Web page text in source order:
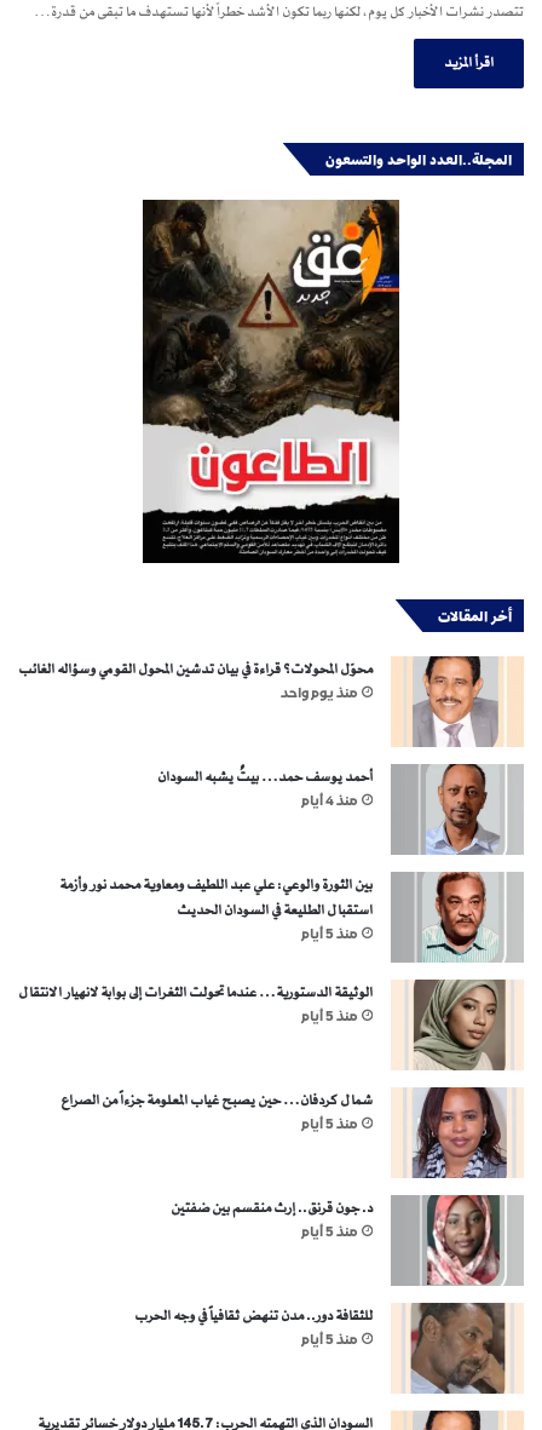
تتصدر نشرات الأخبار كل يوم، لكنها ربما تكون الأشد خطراً لأنها تستهدف ما تبقى من قدرة…
اقرأ المزيد
المجلة..العدد الواحد والتسعون
أخر المقالات
محوّل المحولات؟ قراءة في بيان تدشين المحول القومي وسؤاله الغائب
منذ يوم واحد
أحمد يوسف حمد… بيتٌ يشبه السودان
منذ 4 أيام
بين الثورة والوعي: علي عبد اللطيف ومعاوية محمد نور وأزمة
استقبال الطليعة في السودان الحديث
منذ 5 أيام
الوثيقة الدستورية… عندما تحولت الثغرات إلى بوابة لانهيار الانتقال
منذ 5 أيام
شمال كردفان… حين يصبح غياب المعلومة جزءاً من الصراع
منذ 5 أيام
د. جون قرنق.. إرث منقسم بين ضفتين
منذ 5 أيام
للثقافة دور.. مدن تنهض ثقافياً في وجه الحرب
منذ 5 أيام
السودان الذي التهمته الحرب: 145.7 مليار دولار خسائر تقديرية